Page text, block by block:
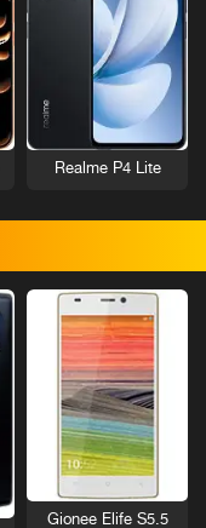
Realme P4 Lite
Gionee Elife S5.5